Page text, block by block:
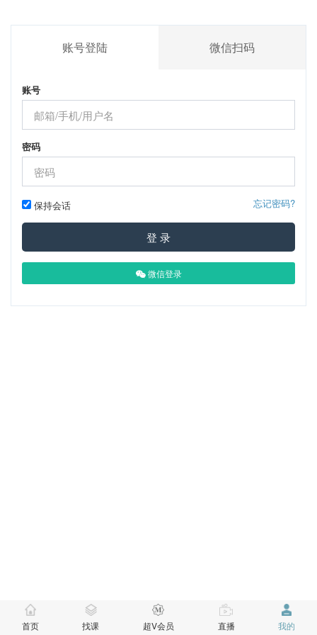
账号登陆 微信扫码
账号
密码
保持会话 忘记密码?
登 录
微信登录
首页 找课 超V会员 直播 我的